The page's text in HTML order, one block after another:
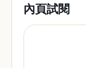
內頁試閱